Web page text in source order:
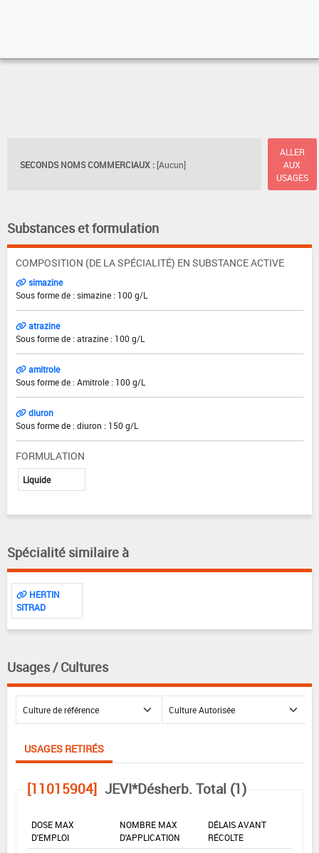
SECONDS NOMS COMMERCIAUX : [Aucun]
ALLER
AUX
USAGES
Substances et formulation
COMPOSITION (DE LA SPÉCIALITÉ) EN SUBSTANCE ACTIVE
simazine
Sous forme de : simazine : 100 g/L
atrazine
Sous forme de : atrazine : 100 g/L
amitrole
Sous forme de : Amitrole : 100 g/L
diuron
Sous forme de : diuron : 150 g/L
FORMULATION
Liquide
Spécialité similaire à
HERTIN
SITRAD
Usages / Cultures
USAGES RETIRÉS
[11015904] JEVI*Désherb. Total (1)
DOSE MAX
D'EMPLOI
NOMBRE MAX
D'APPLICATION
DÉLAIS AVANT
RÉCOLTE